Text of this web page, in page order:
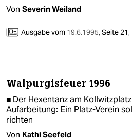
gesellschaft
kultur
berlin
nord
wahrheit
Von Severin Weiland
Ausgabe vom 19.6.1995,Seite 21,
Walpurgisfeuer 1996
■ Der Hexentanz am
Aufarbeitung: Ein Platz-Verein
richten
Von Kathi Seefeld